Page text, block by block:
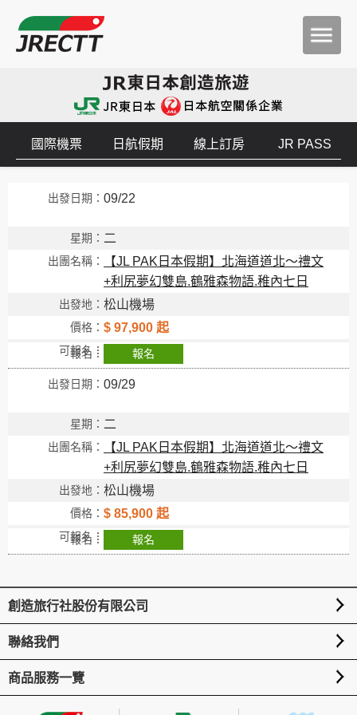
國際機票 日航假期 線上訂房 JR PASS
09/22
二
【JL PAK日本假期】北海道道北～禮文
+利尻夢幻雙島.鶴雅森物語.稚內七日
松山機場
$ 97,900 起
報名
09/29
二
【JL PAK日本假期】北海道道北～禮文
+利尻夢幻雙島.鶴雅森物語.稚內七日
松山機場
$ 85,900 起
報名
創造旅行社股份有限公司
聯絡我們
商品服務一覽